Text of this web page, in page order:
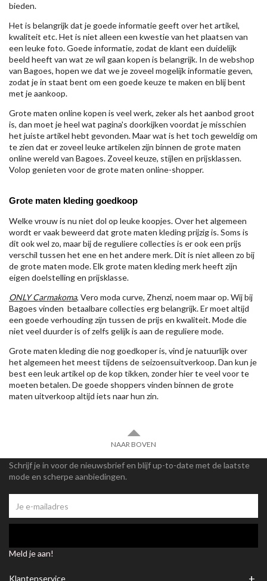
bieden.
Het is belangrijk dat je goede informatie geeft over het artikel,
kwaliteit etc. Het is niet alleen een kwestie van het plaatsen van
een leuke foto. Goede informatie, zodat de klant een duidelijk
beeld heeft van wat ze wil gaan kopen is belangrijk. In de webshop
van Bagoes, hopen we dat we je zoveel mogelijk informatie geven,
zodat je in staat bent om een goede keuze te maken en blij bent
met je aankoop.
Grote maten online kopen is veel werk, zeker als het aanbod groot
is, dan moet je heel wat pagina's doorkijken voordat je misschien
het juiste artikel hebt gevonden. Maar wat is het toch geweldig om
te zien dat er zoveel leuke artikelen zijn binnen de grote maten
online wereld van Bagoes. Zoveel keuze, stijlen en prijsklassen.
Volop genieten voor de grote maten online-shopper.
Grote maten kleding goedkoop
Welke vrouw is nu niet dol op leuke koopjes. Over het algemeen
wordt er vaak beweerd dat grote maten kleding prijzig is. Soms is
dit ook wel zo, maar bij de reguliere collecties is er ook een prijs
verschil tussen het ene en het andere merk. Dit is niet alleen zo bij
de grote maten mode. Elk grote maten kleding merk heeft zijn
eigen doelstelling en prijsklasse.
ONLY Carmakoma, Vero moda curve, Zhenzi, noem maar op. Wij bij
Bagoes vinden betaalbare collecties erg belangrijk. Er moet altijd
een goede verhouding zijn tussen de prijs en kwaliteit. Mode die
niet veel duurder is of zelfs gelijk is aan de reguliere mode.
Grote maten kleding die nog goedkoper is, vind je natuurlijk over
het algemeen het meest tijdens de seizoensuitverkoop. Dan kun je
best een leuk artikel op de kop tikken, zonder hier te veel voor te
moeten betalen. De goede shoppers vinden binnen de grote
maten uitverkoop altijd iets naar hun zin.
NAAR BOVEN
Schrijf je in voor de nieuwsbrief en blijf up-to-date met de laatste
mode en scherpe aanbiedingen.
Meld je aan!
Klantenservice